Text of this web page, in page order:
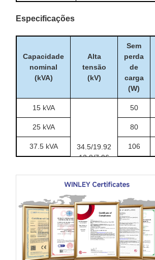
Especificações
Capacidade
nominal
(kVA)
Alta
tensão
(kV)
Sem
perda
de
carga
(W)
15 kVA
34.5/19.92
13.8/7.96
ou outros
50
25 kVA 80
37.5 kVA 106
190
100 kVA 280
167 kVA 435
250 kVA 550